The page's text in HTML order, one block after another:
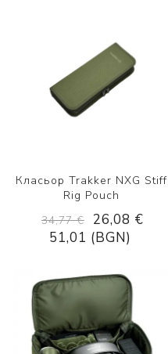
Класьор Trakker NXG Stiff
Rig Pouch
34,77 €
26,08 €
51,01 (BGN)